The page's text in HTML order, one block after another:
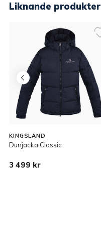
Liknande produkter
KINGSLAND
Dunjacka Classic
3 499 kr